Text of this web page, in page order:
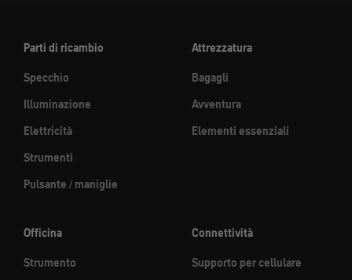
Parti di ricambio
Specchio
Illuminazione
Elettricità
Strumenti
Pulsante / maniglie
Attrezzatura
Bagagli
Avventura
Elementi essenziali
Officina
Strumento
Connettività
Supporto per cellulare